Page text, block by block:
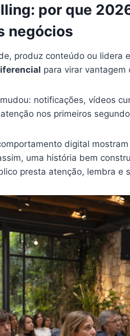
por que
negócios
produz conteúdo ou lidera
para virar vantagem
notificações, vídeos
nos primeiros
digital
uma história bem
presta atenção, lembra e